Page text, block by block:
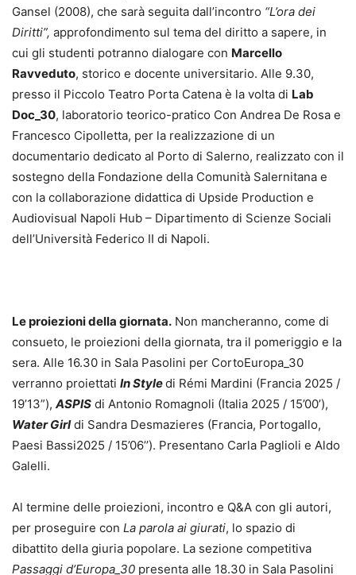
Gansel (2008), che sarà seguita dall’incontro “L’ora dei
Diritti”, approfondimento sul tema del diritto a sapere, in
cui gli studenti potranno dialogare con Marcello
Ravveduto, storico e docente universitario. Alle 9.30,
presso il Piccolo Teatro Porta Catena è la volta di Lab
Doc_30, laboratorio teorico-pratico Con Andrea De Rosa e
Francesco Cipolletta, per la realizzazione di un
documentario dedicato al Porto di Salerno, realizzato con il
sostegno della Fondazione della Comunità Salernitana e
con la collaborazione didattica di Upside Production e
Audiovisual Napoli Hub – Dipartimento di Scienze Sociali
dell’Università Federico II di Napoli.
Le proiezioni della giornata. Non mancheranno, come di
consueto, le proiezioni della giornata, tra il pomeriggio e la
sera. Alle 16.30 in Sala Pasolini per CortoEuropa_30
verranno proiettati In Styledi Rémi Mardini (Francia 2025 /
19’13”), ASPIS di Antonio Romagnoli (Italia 2025 / 15’00’),
Water Girldi Sandra Desmazieres (Francia, Portogallo,
Paesi Bassi2025 / 15’06’’). Presentano Carla Paglioli e Aldo
Galelli.
Al termine delle proiezioni, incontro e Q&A con gli autori,
per proseguire con La parola ai giurati, lo spazio di
dibattito della giuria popolare. La sezione competitiva
Passaggi d’Europa_30 presenta alle 18.30 in Sala Pasolini